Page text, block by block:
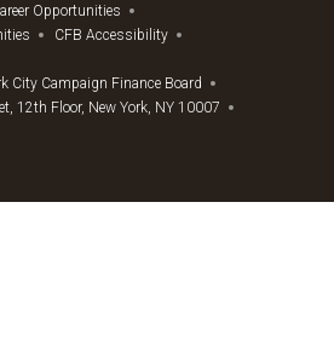
Opportunities
CFB Accessibility
City Campaign Finance Board
12th Floor, New York, NY 10007